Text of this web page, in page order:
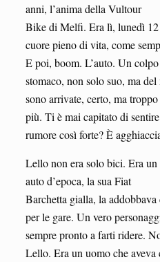
anni, l’anima della Vultour
Bike di Melfi. Era lì, lunedì
cuore pieno di vita, come
E poi, boom. L’auto. Un
stomaco, non solo suo, ma
sono arrivate, certo, ma
più. Ti è mai capitato di
rumore così forte? È
Lello non era solo bici. Era
auto d’epoca, la sua Fiat
Barchetta gialla, la
per le gare. Un vero
sempre pronto a farti ridere.
Lello. Era un uomo che aveva